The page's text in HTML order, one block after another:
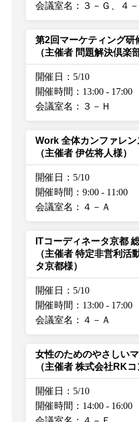
会議室名：３－Ｇ、４－
第2回マーケティング研
（主催者 問題解決倶楽
開催日：5/10
開催時間：13:00 - 17:00
会議室名：３－Ｈ
Work 全体カンファレン
（主催者 伊佐将人様）
開催日：5/10
開催時間：9:00 - 11:00
会議室名：４－Ａ
ITコーディネータ京都
（主催者 特定非営利活
タ京都様）
開催日：5/10
開催時間：13:00 - 17:00
会議室名：４－Ａ
女性のためのやさしい
（主催者 株式会社RK
開催日：5/10
開催時間：14:00 - 16:00